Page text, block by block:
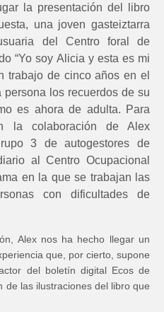
la presentación del libro
una joven gasteiztarra
del Centro foral de
“Yo soy Alicia y esta es mi
trabajo de cinco años en el
los recuerdos de su
es ahora de adulta. Para
la colaboración de Alex
3 de autogestores de
al Centro Ocupacional
en la que se trabajan las
con dificultades de
Alex nos ha hecho llegar un
que, por cierto, supone
del boletín digital Ecos de
de las ilustraciones del libro que